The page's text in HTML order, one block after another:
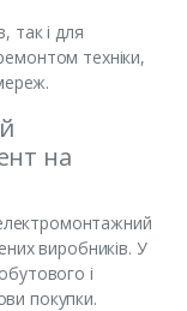
так і для
техніки,
на
виробників. У
і
покупки.